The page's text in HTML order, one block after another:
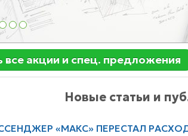
все акции и спец. предложения
Новые статьи и
«МАКС» ПЕРЕСТАЛ